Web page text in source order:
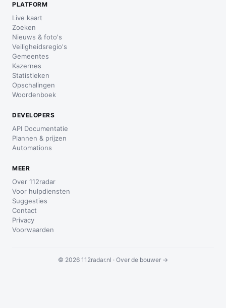
PLATFORM
Live kaart
Zoeken
Nieuws & foto's
Veiligheidsregio's
Gemeentes
Kazernes
Statistieken
Opschalingen
Woordenboek
DEVELOPERS
API Documentatie
Plannen & prijzen
Automations
MEER
Over 112radar
Voor hulpdiensten
Suggesties
Contact
Privacy
Voorwaarden
© 2026 112radar.nl · Over de bouwer →